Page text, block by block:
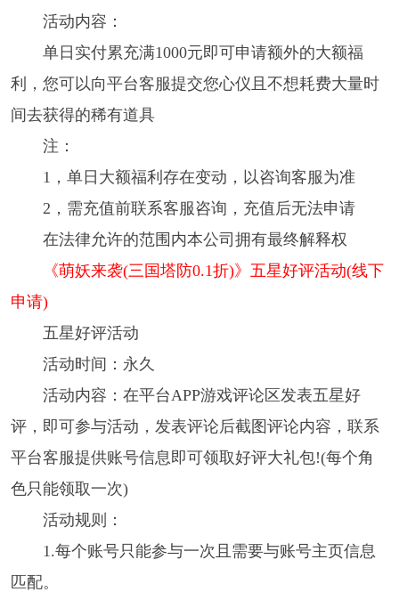
活动内容：
单日实付累充满1000元即可申请额外的大额福
利，您可以向平台客服提交您心仪且不想耗费大量时
间去获得的稀有道具
注：
1，单日大额福利存在变动，以咨询客服为准
2，需充值前联系客服咨询，充值后无法申请
在法律允许的范围内本公司拥有最终解释权
《萌妖来袭(三国塔防0.1折)》五星好评活动(线下
申请)
五星好评活动
活动时间：永久
活动内容：在平台APP游戏评论区发表五星好
评，即可参与活动，发表评论后截图评论内容，联系
平台客服提供账号信息即可领取好评大礼包!(每个角
色只能领取一次)
活动规则：
1.每个账号只能参与一次且需要与账号主页信息
匹配。